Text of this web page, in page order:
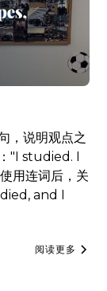
，说明观点之
"I studied. I
用连词后，关
and I
阅读更多